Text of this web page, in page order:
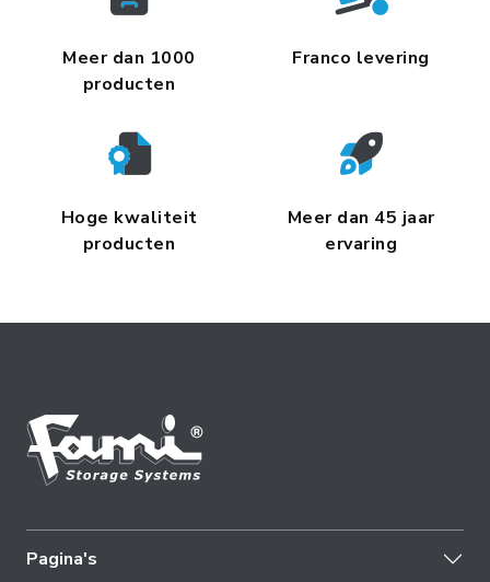
Meer dan 1000
producten
Franco levering
Hoge kwaliteit
producten
Meer dan 45 jaar
ervaring
Pagina's